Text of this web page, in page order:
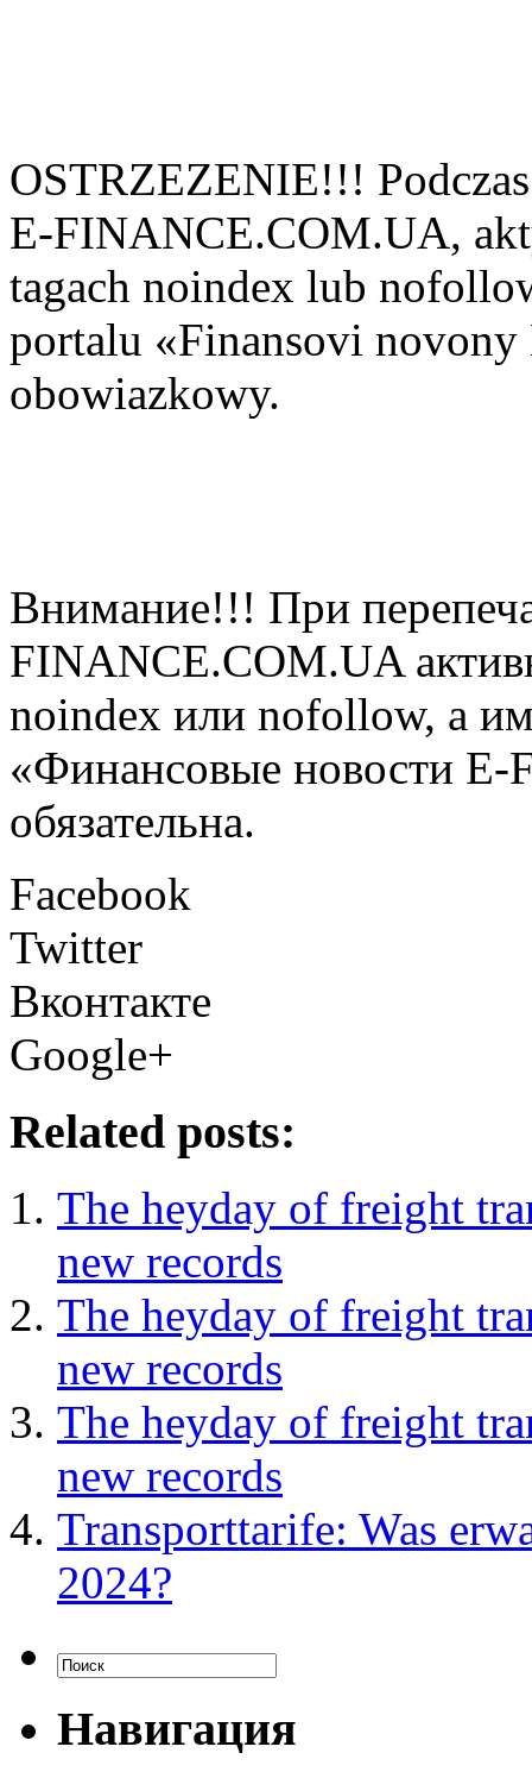
OSTRZEZENIE!!!
E-FINANCE.COM.UA,
tagach noindex lub
portalu «Finansovi
obowiazkowy.
Внимание!!! При
FINANCE.COM.UA
noindex или nofollow, а
«Финансовые новости
обязательна.
Facebook
Twitter
Вконтакте
Google+
Related posts:
The heyday of freight
new records
The heyday of freight
new records
The heyday of freight
new records
Transporttarife: Was
2024?
Навигация